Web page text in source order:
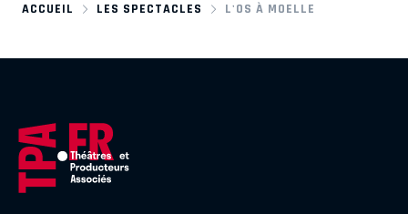
ACCUEIL LES SPECTACLES L'OS À MOELLE